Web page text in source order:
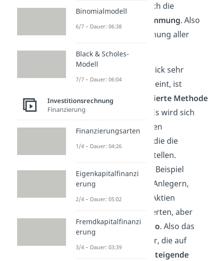
nämlich nun auch noch die
allgemeine Marktstimmung. Also
die Summe der Stimmung aller
Marktteilnehmer.
Was auf den ersten Blick sehr
unprofessionell erscheint, ist
tatsächlich eine
etablierte Methode
der Finanzalanalyse. Es wird sich
dabei an verschiedenen
bedient, die die
Marktstimmung darstellen.
Indikatoren sind zum Beispiel
Umfragen
unter den Anlegern,
Medienberichte
, die Aktien
empfehlen oder bewerten, aber
auch diePut-Call-Ratio. Also das
Verhältnis der Anleger, die auf
steigende
Binomialmodell
6/7 – Dauer: 06:38
Black & Scholes-
Modell
7/7 – Dauer: 06:04
Investitionsrechnung
Finanzierung
Finanzierungsarten
1/4 – Dauer: 04:26
Eigenkapitalfinanzi
erung
2/4 – Dauer: 05:02
Fremdkapitalfinanzi
erung
3/4 – Dauer: 03:39